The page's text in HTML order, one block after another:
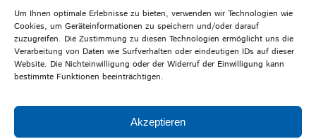
Um Ihnen optimale Erlebnisse zu bieten, verwenden wir Technologien wie
Cookies, um Geräteinformationen zu speichern und/oder darauf
zuzugreifen. Die Zustimmung zu diesen Technologien ermöglicht uns die
Verarbeitung von Daten wie Surfverhalten oder eindeutigen IDs auf dieser
Website. Die Nichteinwilligung oder der Widerruf der Einwilligung kann
bestimmte Funktionen beeinträchtigen.
Akzeptieren
Facebook Instagram YouTube LinkedIn
PFI Germany